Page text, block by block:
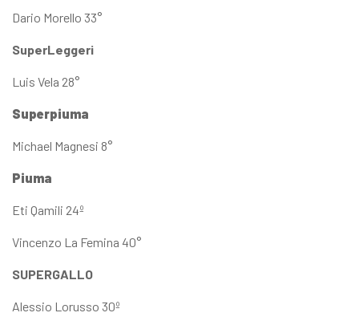
Dario Morello 33°
SuperLeggeri
Luis Vela 28°
Superpiuma
Michael Magnesi 8°
Piuma
Eti Qamili 24º
Vincenzo La Femina 40°
SUPERGALLO
Alessio Lorusso 30º